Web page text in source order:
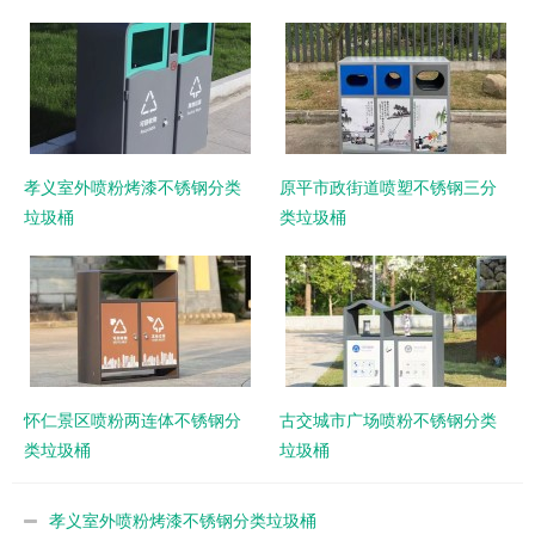
孝义室外喷粉烤漆不锈钢分类
垃圾桶
原平市政街道喷塑不锈钢三分
类垃圾桶
怀仁景区喷粉两连体不锈钢分
类垃圾桶
古交城市广场喷粉不锈钢分类
垃圾桶
孝义室外喷粉烤漆不锈钢分类垃圾桶